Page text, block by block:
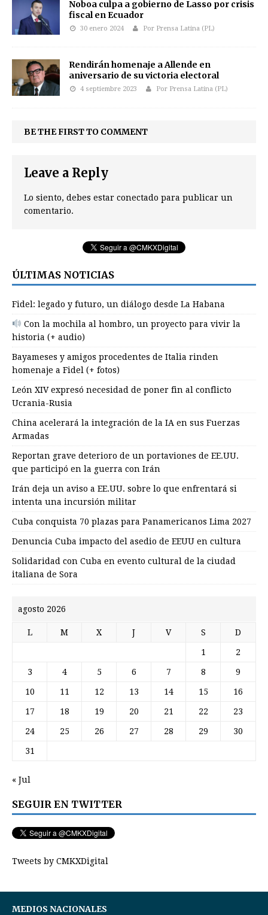
Noboa culpa a gobierno de Lasso por crisis
fiscal en Ecuador
30 enero 2024 Por Prensa Latina (PL)
Rendirán homenaje a Allende en
aniversario de su victoria electoral
4 septiembre 2023 Por Prensa Latina (PL)
BE THE FIRST TO COMMENT
Leave a Reply
Lo siento, debes estar conectado para publicar un
comentario.
ÚLTIMAS NOTICIAS
Fidel: legado y futuro, un diálogo desde La Habana
Con la mochila al hombro, un proyecto para vivir la
historia (+ audio)
Bayameses y amigos procedentes de Italia rinden
homenaje a Fidel (+ fotos)
León XIV expresó necesidad de poner fin al conflicto
Ucrania-Rusia
China acelerará la integración de la IA en sus Fuerzas
Armadas
Reportan grave deterioro de un portaviones de EE.UU.
que participó en la guerra con Irán
Irán deja un aviso a EE.UU. sobre lo que enfrentará si
intenta una incursión militar
Cuba conquista 70 plazas para Panamericanos Lima 2027
Denuncia Cuba impacto del asedio de EEUU en cultura
Solidaridad con Cuba en evento cultural de la ciudad
italiana de Sora
agosto 2026
L M X J V S D
1 2
3 4 5 6 7 8 9
10 11 12 13 14 15 16
17 18 19 20 21 22 23
24 25 26 27 28 29 30
31
« Jul
SEGUIR EN TWITTER
Tweets by CMKXDigital
MEDIOS NACIONALES